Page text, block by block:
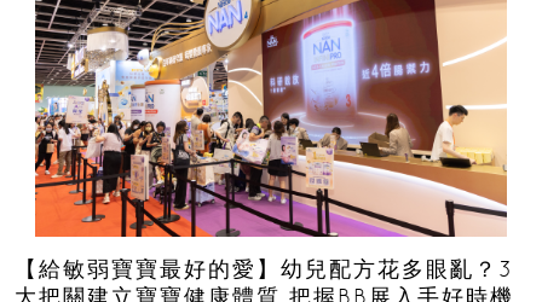
【給敏弱寶寶最好的愛】幼兒配方花多眼亂？3
大把關建立寶寶健康體質 把握BB展入手好時機